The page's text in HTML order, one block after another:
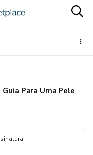
Para Uma Pele